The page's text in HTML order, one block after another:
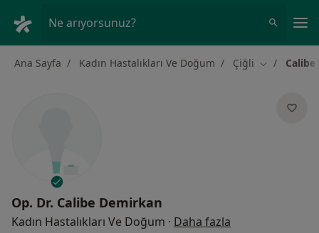
Ne arıyorsunuz?
Ana Sayfa Kadın Hastalıkları Ve Doğum Çiğli Şehir
Op. Dr. Calibe Demirkan
Kadın Hastalıkları Ve Doğum · Daha fazla